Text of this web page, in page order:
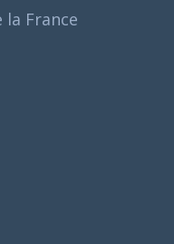
la France